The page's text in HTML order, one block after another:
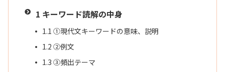
1 キーワード読解の中身
1.1 ①現代文キーワードの意味、説明
1.2 ②例文
1.3 ③頻出テーマ